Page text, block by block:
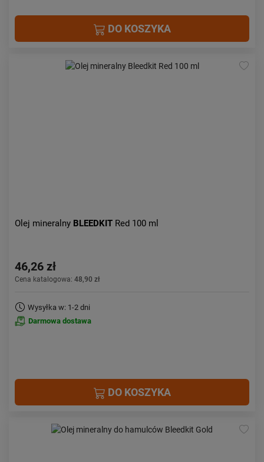
DO KOSZYKA
Olej mineralny BLEEDKIT Red 100 ml
46,26 zł
Cena katalogowa: 48,90 zł
Wysyłka w: 1-2 dni
Darmowa dostawa
DO KOSZYKA